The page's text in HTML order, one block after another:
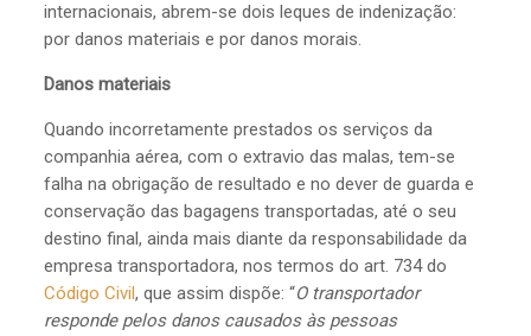
internacionais, abrem-se dois leques de indenização:
por danos materiais e por danos morais.
Danos materiais
Quando incorretamente prestados os serviços da
companhia aérea, com o extravio das malas, tem-se
falha na obrigação de resultado e no dever de guarda e
conservação das bagagens transportadas, até o seu
destino final, ainda mais diante da responsabilidade da
empresa transportadora, nos termos do art. 734 do
Código Civil, que assim dispõe: “O transportador
responde pelos danos causados às pessoas